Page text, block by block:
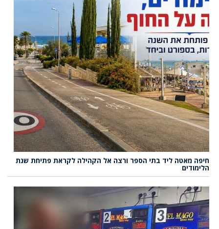
חיפה מאטה ליד בתי הספר ורצה אל הקהילה לקראת פתיחת שנת
הלימודים